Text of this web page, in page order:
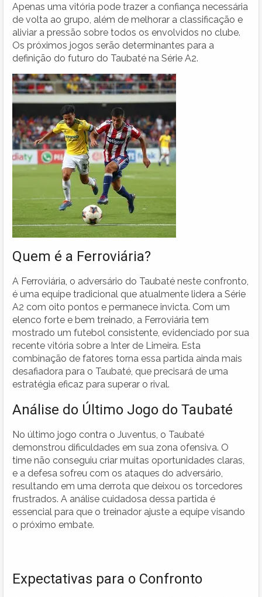
Apenas uma vitória pode trazer a confiança necessária
de volta ao grupo, além de melhorar a classificação e
aliviar a pressão sobre todos os envolvidos no clube.
Os próximos jogos serão determinantes para a
definição do futuro do Taubaté na Série A2.
Quem é a Ferroviária?
A Ferroviária, o adversário do Taubaté neste confronto,
é uma equipe tradicional que atualmente lidera a Série
A2 com oito pontos e permanece invicta. Com um
elenco forte e bem treinado, a Ferroviária tem
mostrado um futebol consistente, evidenciado por sua
recente vitória sobre a Inter de Limeira. Esta
combinação de fatores torna essa partida ainda mais
desafiadora para o Taubaté, que precisará de uma
estratégia eficaz para superar o rival.
Análise do Último Jogo do Taubaté
No último jogo contra o Juventus, o Taubaté
demonstrou dificuldades em sua zona ofensiva. O
time não conseguiu criar muitas oportunidades claras,
e a defesa sofreu com os ataques do adversário,
resultando em uma derrota que deixou os torcedores
frustrados. A análise cuidadosa dessa partida é
essencial para que o treinador ajuste a equipe visando
o próximo embate.
Expectativas para o Confronto